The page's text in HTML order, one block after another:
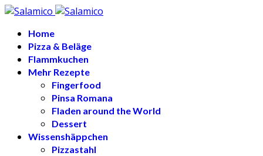
Home
Pizza & Beläge
Flammkuchen
Mehr Rezepte
Fingerfood
Pinsa Romana
Fladen around the World
Dessert
Wissenshäppchen
Pizzastahl